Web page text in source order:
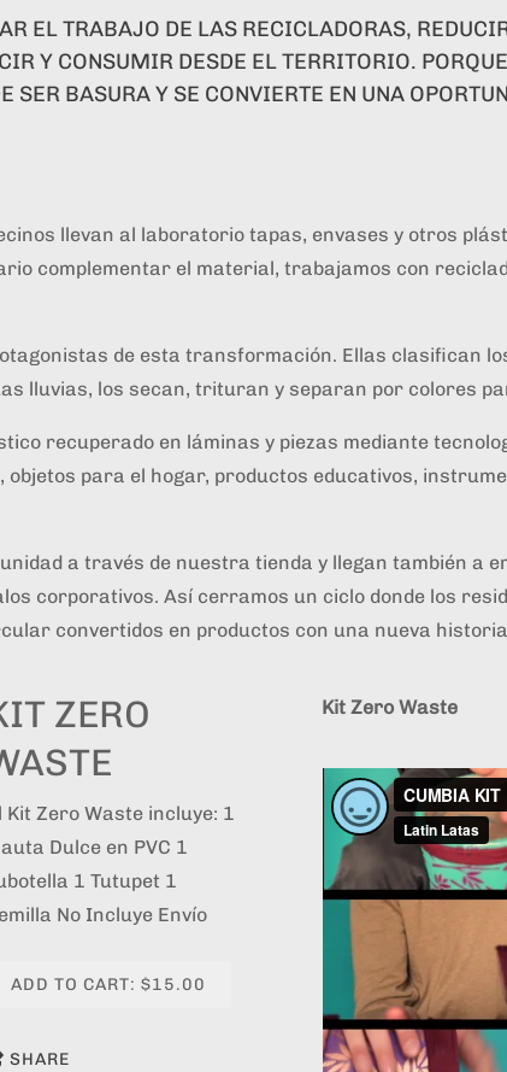
EL TRABAJO DE LAS RECICLADORAS,
Y CONSUMIR DESDE EL TERRITORIO.
SER BASURA Y SE CONVIERTE EN UNA
llevan al laboratorio tapas, envases y otros
complementar el material, trabajamos con
de esta transformación. Ellas clasifican
lluvias, los secan, trituran y separan por colores
recuperado en láminas y piezas mediante
para el hogar, productos educativos,
a través de nuestra tienda y llegan también a
corporativos. Así cerramos un ciclo donde los
convertidos en productos con una nueva
ZERO
Kit Zero Waste incluye: 1
Dulce en PVC 1
1 Tutupet 1
No Incluye Envío
ADD TO CART: $15.00
SHARE
Kit Zero Waste